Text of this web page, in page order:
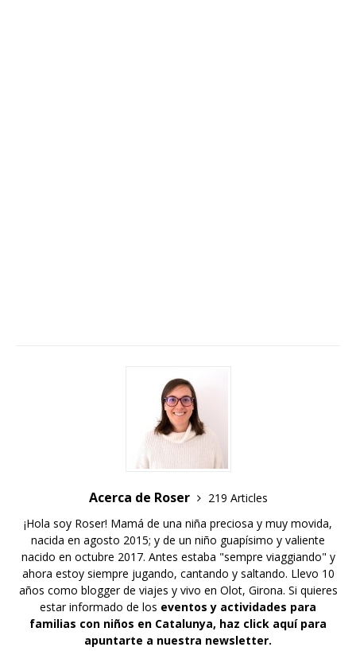
Acerca de Roser
219 Articles
¡Hola soy Roser! Mamá de una niña preciosa y muy movida,
nacida en agosto 2015; y de un niño guapísimo y valiente
nacido en octubre 2017. Antes estaba "sempre viaggiando" y
ahora estoy siempre jugando, cantando y saltando. Llevo 10
años como blogger de viajes y vivo en Olot, Girona. Si quieres
estar informado de los eventos y actividades para
familias con niños en Catalunya, haz click aquí para
apuntarte a nuestra newsletter.